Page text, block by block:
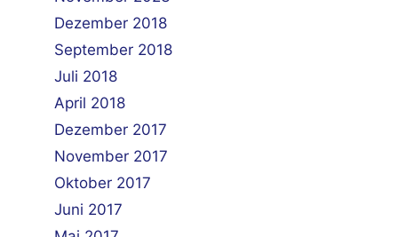
Dezember 2018
September 2018
Juli 2018
April 2018
Dezember 2017
November 2017
Oktober 2017
Juni 2017